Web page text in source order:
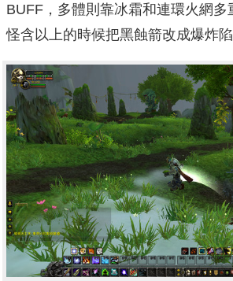
BUFF，多體則靠冰霜和連環火網多
怪含以上的時候把黑蝕箭改成爆炸陷